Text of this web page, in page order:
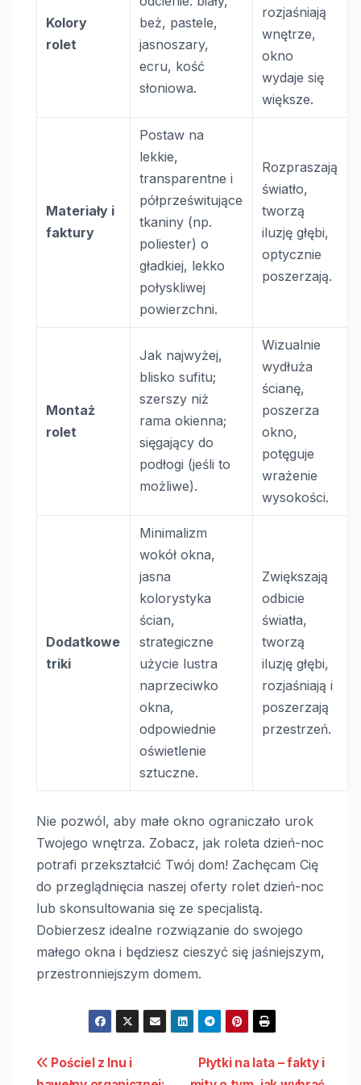
Kolory
rolet
beż, pastele,
jasnoszary,
ecru, kość
słoniowa.
rozjaśniają
wnętrze,
okno
wydaje się
większe.
Materiały i
faktury
Postaw na
lekkie,
transparentne i
półprześwitujące
tkaniny (np.
poliester) o
gładkiej, lekko
połyskliwej
powierzchni.
Rozpraszają
światło,
tworzą
iluzję głębi,
optycznie
poszerzają.
Montaż
rolet
Jak najwyżej,
blisko sufitu;
szerszy niż
rama okienna;
sięgający do
podłogi (jeśli to
możliwe).
Wizualnie
wydłuża
ścianę,
poszerza
okno,
potęguje
wrażenie
wysokości.
Dodatkowe
triki
Minimalizm
wokół okna,
jasna
kolorystyka
ścian,
strategiczne
użycie lustra
naprzeciwko
okna,
odpowiednie
oświetlenie
sztuczne.
Zwiększają
odbicie
światła,
tworzą
iluzję głębi,
rozjaśniają i
poszerzają
przestrzeń.
Nie pozwól, aby małe okno ograniczało urok
Twojego wnętrza. Zobacz, jak roleta dzień-noc
potrafi przekształcić Twój dom! Zachęcam Cię
do przeglądnięcia naszej oferty rolet dzień-noc
lub skonsultowania się ze specjalistą.
Dobierzesz idealne rozwiązanie do swojego
małego okna i będziesz cieszyć się jaśniejszym,
przestronniejszym domem.
Nawigacja
Płytki na lata – fakty i
Pościel z lnu i